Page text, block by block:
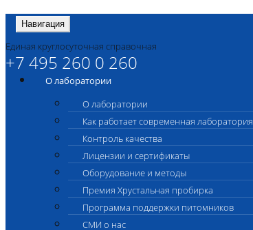
Навигация
Единая круглосуточная справочная
+7 495 260 0 260
О лаборатории
О лаборатории
Как работает современная лаборатория
Контроль качества
Лицензии и сертификаты
Оборудование и методы
Премия Хрустальная пробирка
Программа поддержки питомников
СМИ о нас